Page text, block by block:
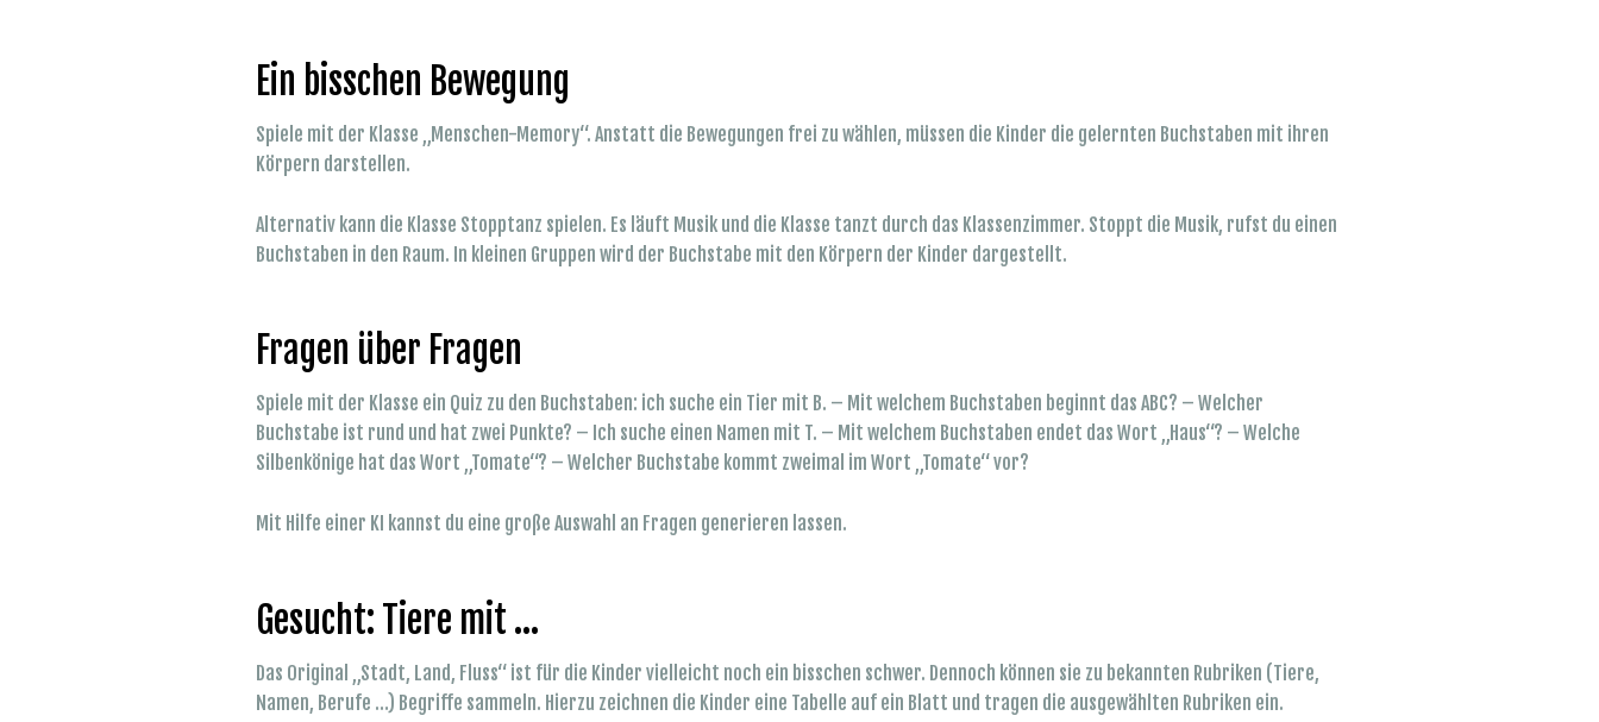
Ein bisschen Bewegung
Spiele mit der Klasse „Menschen-Memory“. Anstatt die Bewegungen frei zu wählen, müssen die Kinder die gelernten Buchstaben mit ihren
Körpern darstellen.
Alternativ kann die Klasse Stopptanz spielen. Es läuft Musik und die Klasse tanzt durch das Klassenzimmer. Stoppt die Musik, rufst du einen
Buchstaben in den Raum. In kleinen Gruppen wird der Buchstabe mit den Körpern der Kinder dargestellt.
Fragen über Fragen
Spiele mit der Klasse ein Quiz zu den Buchstaben: ich suche ein Tier mit B. – Mit welchem Buchstaben beginnt das ABC? – Welcher
Buchstabe ist rund und hat zwei Punkte? – Ich suche einen Namen mit T. – Mit welchem Buchstaben endet das Wort „Haus“? – Welche
Silbenkönige hat das Wort „Tomate“? – Welcher Buchstabe kommt zweimal im Wort „Tomate“ vor?
Mit Hilfe einer KI kannst du eine große Auswahl an Fragen generieren lassen.
Gesucht: Tiere mit ...
Das Original „Stadt, Land, Fluss“ ist für die Kinder vielleicht noch ein bisschen schwer. Dennoch können sie zu bekannten Rubriken (Tiere,
Namen, Berufe …) Begriffe sammeln. Hierzu zeichnen die Kinder eine Tabelle auf ein Blatt und tragen die ausgewählten Rubriken ein.